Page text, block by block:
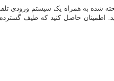
شده به همراه یک سیستم ورودی
اطمینان حاصل کنید که طیف